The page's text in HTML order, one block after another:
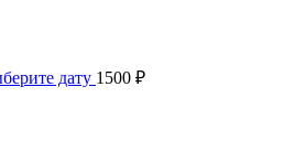
дату 1500 ₽